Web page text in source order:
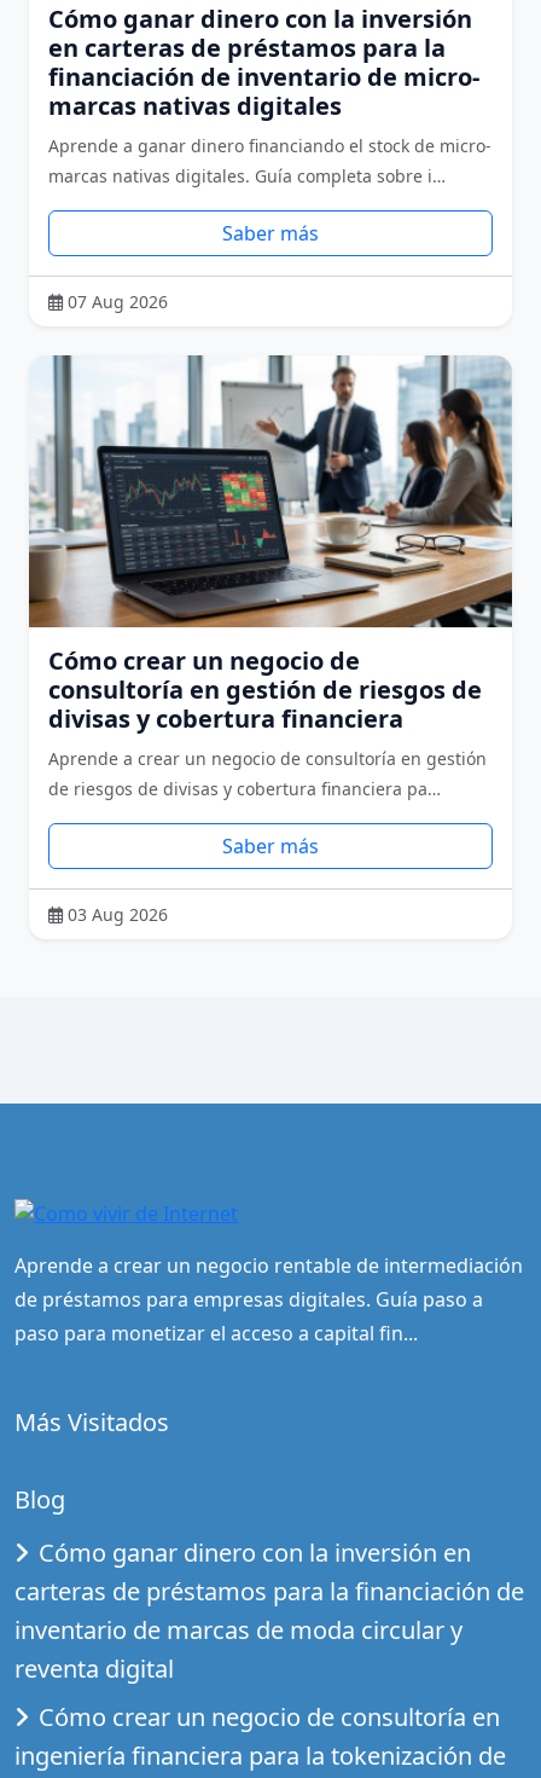
Cómo ganar dinero con la inversión
en carteras de préstamos para la
financiación de inventario de micro-
marcas nativas digitales
Aprende a ganar dinero financiando el stock de micro-
marcas nativas digitales. Guía completa sobre i…
Saber más
07 Aug 2026
Cómo crear un negocio de
consultoría en gestión de riesgos de
divisas y cobertura financiera
Aprende a crear un negocio de consultoría en gestión
de riesgos de divisas y cobertura financiera pa…
Saber más
03 Aug 2026
Aprende a crear un negocio rentable de intermediación
de préstamos para empresas digitales. Guía paso a
paso para monetizar el acceso a capital fin...
Más Visitados
Blog
Cómo ganar dinero con la inversión en
carteras de préstamos para la financiación de
inventario de marcas de moda circular y
reventa digital
Cómo crear un negocio de consultoría en
ingeniería financiera para la tokenización de